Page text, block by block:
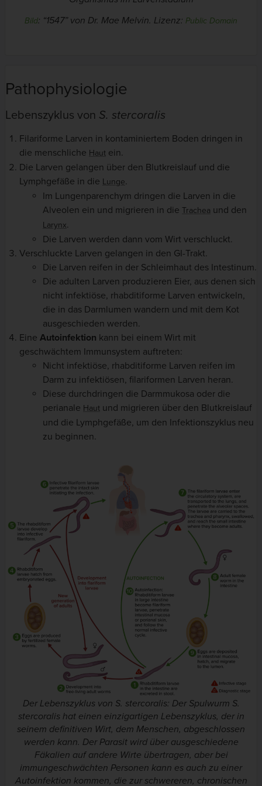
Bild: “1547” von Dr. Mae Melvin. Lizenz: Public Domain
Pathophysiologie
Lebenszyklus von S. stercoralis
Filariforme Larven in kontaminiertem Boden dringen in
die menschliche Haut ein.
Die Larven gelangen über den Blutkreislauf und die
Lymphgefäße in die Lunge.
Im Lungenparenchym dringen die Larven in die
Alveolen ein und migrieren in die Trachea und den
Larynx.
Die Larven werden dann vom Wirt verschluckt.
Verschluckte Larven gelangen in den GI-Trakt.
Die Larven reifen in der Schleimhaut des Intestinum.
Die adulten Larven produzieren Eier, aus denen sich
nicht infektiöse, rhabditiforme Larven entwickeln,
die in das Darmlumen wandern und mit dem Kot
ausgeschieden werden.
Eine Autoinfektion kann bei einem Wirt mit
geschwächtem Immunsystem auftreten:
Nicht infektiöse, rhabditiforme Larven reifen im
Darm zu infektiösen, filariformen Larven heran.
Diese durchdringen die Darmmukosa oder die
perianale Haut und migrieren über den Blutkreislauf
und die Lymphgefäße, um den Infektionszyklus neu
zu beginnen.
Der Lebenszyklus von S. stercoralis: Der Spulwurm S.
stercoralis hat einen einzigartigen Lebenszyklus, der in
seinem definitiven Wirt, dem Menschen, abgeschlossen
werden kann. Der Parasit wird über ausgeschiedene
Fäkalien auf andere Wirte übertragen, aber bei
immungeschwächten Personen kann es auch zu einer
Autoinfektion kommen, die zur schwereren, chronischen